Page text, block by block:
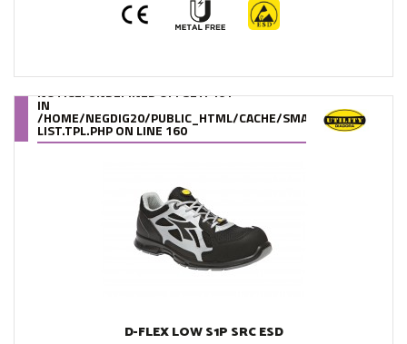
NOTICE: UNDEFINED OFFSET: 461
IN
/HOME/NEGDIG20/PUBLIC_HTML/CACHE/SMARTY/
LIST.TPL.PHPON LINE 160
D-FLEX LOW S1P SRC ESD